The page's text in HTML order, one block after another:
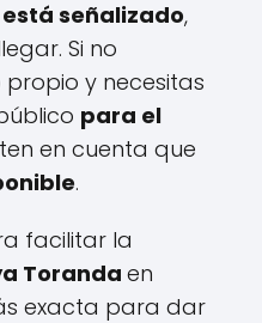
señalizado,
Si no
y necesitas
para el
en cuenta que
.
facilitar la
Toranda en
exacta para dar